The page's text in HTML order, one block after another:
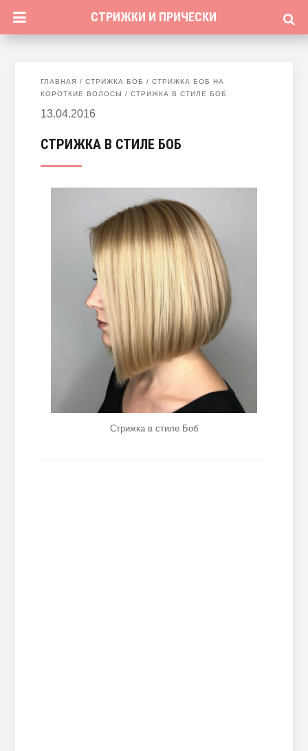
СТРИЖКИ И ПРИЧЕСКИ
ГЛАВНАЯ / СТРИЖКА БОБ / СТРИЖКА БОБ НА
КОРОТКИЕ ВОЛОСЫ / СТРИЖКА В СТИЛЕ БОБ
13.04.2016
СТРИЖКА В СТИЛЕ БОБ
Стрижка в стиле Боб